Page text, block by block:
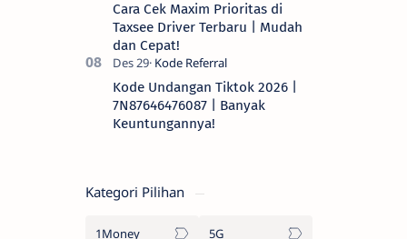
Cara Cek Maxim Prioritas di
Taxsee Driver Terbaru | Mudah
dan Cepat!
Kode Undangan Tiktok 2026 |
7N87646476087 | Banyak
Keuntungannya!
Kategori Pilihan
1Money 5G